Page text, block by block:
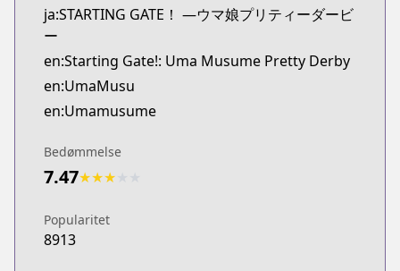
ja:STARTING GATE！ ―ウマ娘プリティーダービ
ー
en:Starting Gate!: Uma Musume Pretty Derby
en:UmaMusu
en:Umamusume
Bedømmelse
7.47★★★
Popularitet
8913